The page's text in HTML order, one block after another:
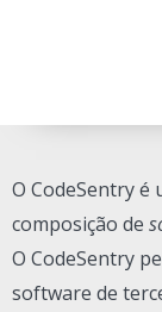
O CodeSentry é
composição de
O CodeSentry
software de